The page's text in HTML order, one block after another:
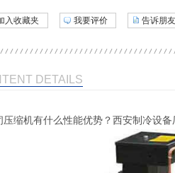
入收藏夹 我要评价 告诉朋友
DETAILS
缩机有什么性能优势？西安制冷设备